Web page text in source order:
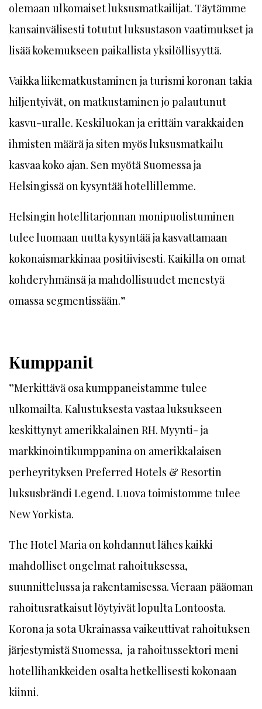
olemaan ulkomaiset luksusmatkailijat. Täytämme
kansainvälisesti totutut luksustason vaatimukset ja
lisää kokemukseen paikallista yksilöllisyyttä.
Vaikka liikematkustaminen ja turismi koronan takia
hiljentyivät, on matkustaminen jo palautunut
kasvu-uralle. Keskiluokan ja erittäin varakkaiden
ihmisten määrä ja siten myös luksusmatkailu
kasvaa koko ajan. Sen myötä Suomessa ja
Helsingissä on kysyntää hotellillemme.
Helsingin hotellitarjonnan monipuolistuminen
tulee luomaan uutta kysyntää ja kasvattamaan
kokonaismarkkinaa positiivisesti. Kaikilla on omat
kohderyhmänsä ja mahdollisuudet menestyä
omassa segmentissään.”
Kumppanit
”Merkittävä osa kumppaneistamme tulee
ulkomailta. Kalustuksesta vastaa luksukseen
keskittynyt amerikkalainen RH. Myynti- ja
markkinointikumppanina on amerikkalaisen
perheyrityksen Preferred Hotels & Resortin
luksusbrändi Legend. Luova toimistomme tulee
New Yorkista.
The Hotel Maria on kohdannut lähes kaikki
mahdolliset ongelmat rahoituksessa,
suunnittelussa ja rakentamisessa. Vieraan pääoman
rahoitusratkaisut löytyivät lopulta Lontoosta.
Korona ja sota Ukrainassa vaikeuttivat rahoituksen
järjestymistä Suomessa, ja rahoitussektori meni
hotellihankkeiden osalta hetkellisesti kokonaan
kiinni.